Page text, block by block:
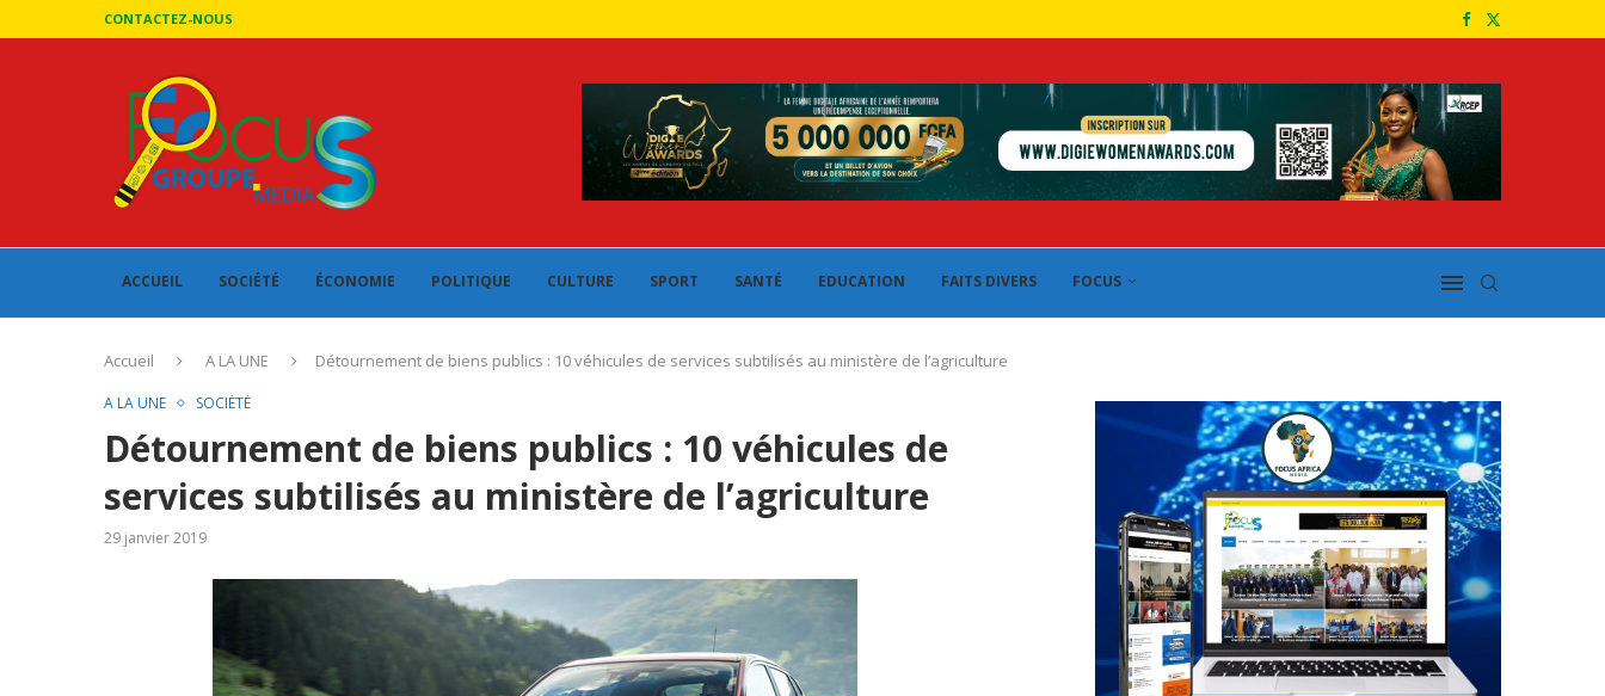
CONTACTEZ-NOUS
ACCUEIL SOCIÉTÉ ÉCONOMIE POLITIQUE CULTURE SPORT SANTÉ EDUCATION FAITS DIVERS FOCUS
Accueil A LA UNE Détournement de biens publics : 10 véhicules de services subtilisés au ministère de l’agriculture
A LA UNE SOCIÉTÉ
Détournement de biens publics : 10 véhicules de
services subtilisés au ministère de l’agriculture
29 janvier 2019